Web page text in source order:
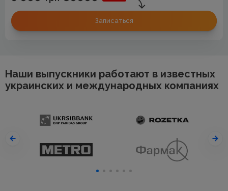
Записаться
Наши выпускники работают в известных
украинских и международных компаниях